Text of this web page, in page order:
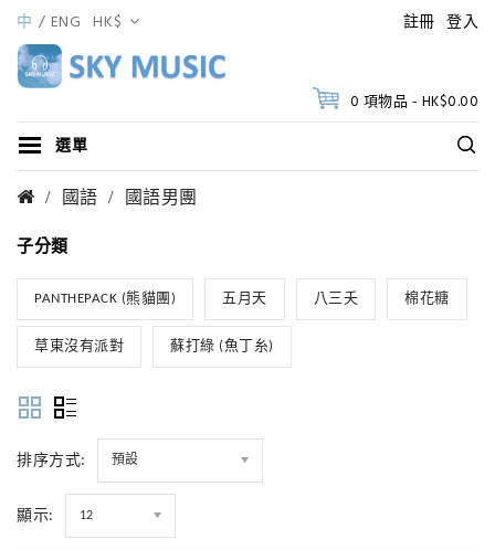
註冊 登入
中 ENG HK$
0 項物品 - HK$0.00
選單
國語 國語男團
子分類
PANTHEPACK (熊貓團) 五月天 八三夭 棉花糖
草東沒有派對 蘇打綠 (魚丁糸)
排序方式: 預設
顯示: 12